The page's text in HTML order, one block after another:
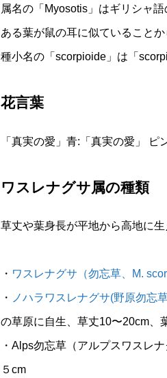
属名の「Myosotis」はギリシャ
ある葉が鼠の耳に似ていることか
種小名の「scorpioide」は「
花言葉
「真実の愛」青:「真実の愛」 ピ
ワスレナグサ属の種類
草丈や葉身長が平地から高地に
・ ワスレナグサ（勿忘草、M.
・ ノハラワスレナグサ(野原勿忘
の草原に自生、草丈10〜20cm、
・Alps勿忘草（アルプスワスレ
５cm